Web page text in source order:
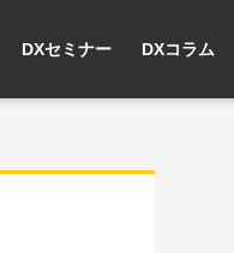
DXセミナー DXコラム